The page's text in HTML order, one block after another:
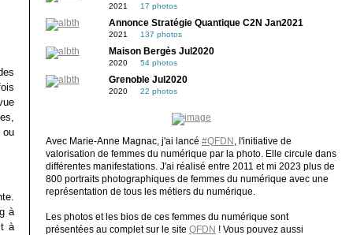
à
à
2021 17 photos
Annonce Stratégie Quantique C2N Jan2021
2021 137 photos
Maison Bergès Jul2020
2020 54 photos
Grenoble Jul2020
2020 22 photos
Avec Marie-Anne Magnac, j'ai lancé #QFDN
, l'initiative de
valorisation de femmes du numérique par la photo. Elle circule dans
différentes manifestations. J'ai réalisé entre 2011 et mi 2023 plus de
800 portraits photographiques de femmes du numérique avec une
représentation de tous les métiers du numérique.
Les photos et les bios de ces femmes du numérique sont
présentées au complet sur le site QFDN ! Vous pouvez aussi